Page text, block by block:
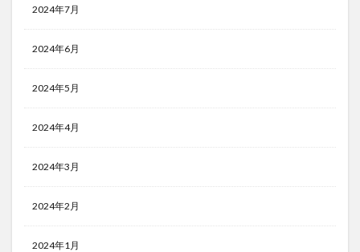
2024年7月
2024年6月
2024年5月
2024年4月
2024年3月
2024年2月
2024年1月